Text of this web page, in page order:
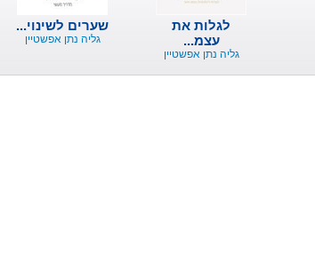
שערים לשינוי...
גליה נתן אפשטיין
לגלות את
עצמ...
גליה נתן אפשטיין